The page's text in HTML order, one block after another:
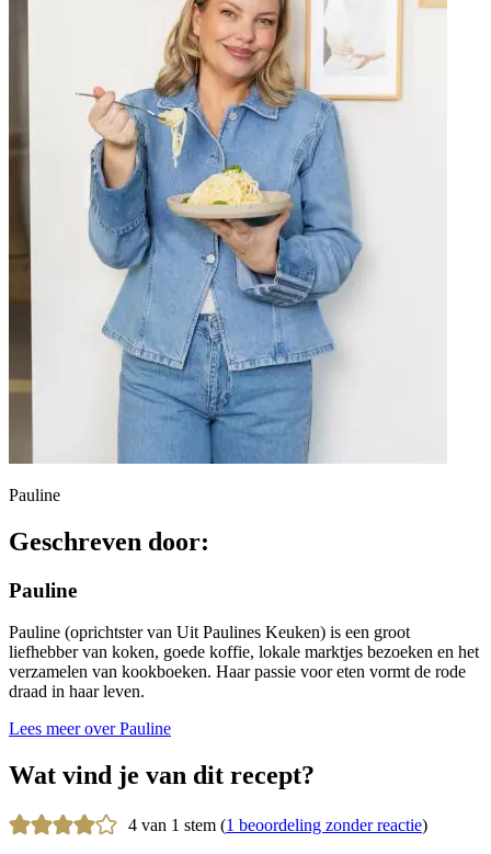
Pauline
Geschreven door:
Pauline
Pauline (oprichtster van Uit Paulines Keuken) is een groot
liefhebber van koken, goede koffie, lokale marktjes bezoeken en het
verzamelen van kookboeken. Haar passie voor eten vormt de rode
draad in haar leven.
Lees meer over Pauline
Wat vind je van dit recept?
4 van 1 stem (1 beoordeling zonder reactie)